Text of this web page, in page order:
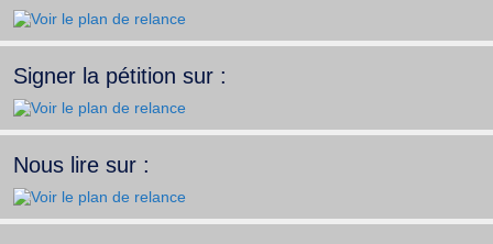
Signer la pétition sur :
Nous lire sur :